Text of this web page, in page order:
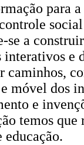
para
se a
e
caminhos,
móvel dos
e
temos que